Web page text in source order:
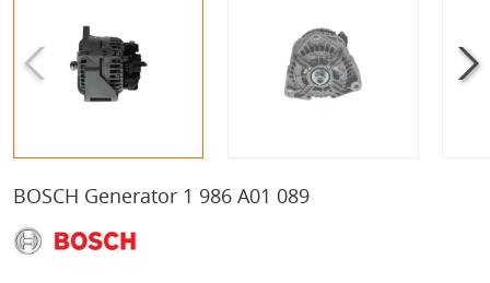
BOSCH Generator 1 986 A01 089